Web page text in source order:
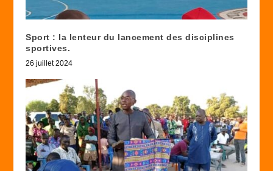
Sport : la lenteur du lancement des disciplines
sportives.
26 juillet 2024